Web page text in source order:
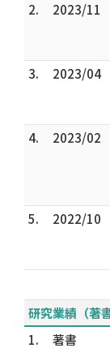
2. 2023/11
3. 2023/04
4. 2023/02
5. 2022/10
研究業績（著
1.
著書